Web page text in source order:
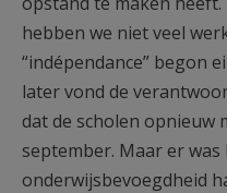
hebben we niet veel
“indépendance” begon
later vond de
dat de scholen opnieuw
september. Maar er
onderwijsbevoegdheid